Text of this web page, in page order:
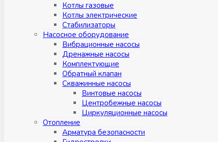
Котлы газовые
Котлы электрические
Стабилизаторы
Насосное оборудование
Вибрационные насосы
Дренажные насосы
Комплектующие
Обратный клапан
Скважинные насосы
Винтовые насосы
Центробежные насосы
Циркуляционные насосы
Отопление
Арматура безопасности